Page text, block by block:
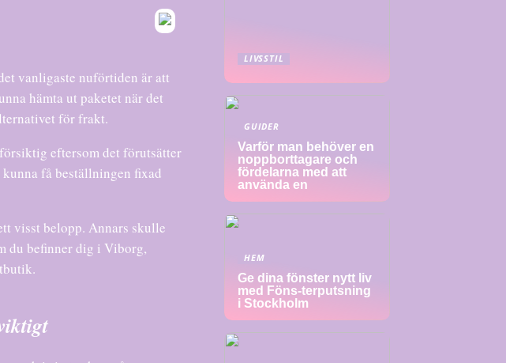
vanligaste nuförtiden är att
hämta ut paketet när det
för frakt.
eftersom det förutsätter
få beställningen fixad
visst belopp. Annars skulle
du befinner dig i Viborg,
LIVSSTIL
GUIDER
Varför man behöver en
noppborttagare och
fördelarna med att
använda en
HEM
Ge dina fönster nytt liv
med Föns-terputsning
i Stockholm